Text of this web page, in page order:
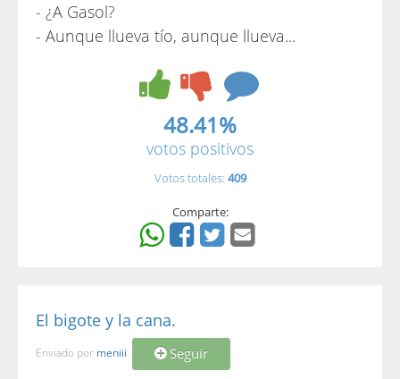
- ¿A Gasol?
- Aunque llueva tío, aunque llueva...
48.41%
votos positivos
Votos totales: 409
Comparte:
El bigote y la cana.
Enviado por meniii Seguir